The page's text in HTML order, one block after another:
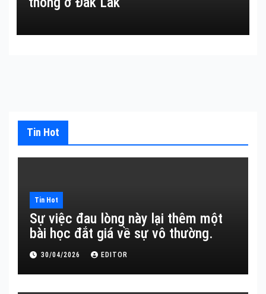
Tin Hot
Tin Hot
Sự việc đau lòng này lại thêm một
bài học đắt giá về sự vô thường.
30/04/2026 EDITOR